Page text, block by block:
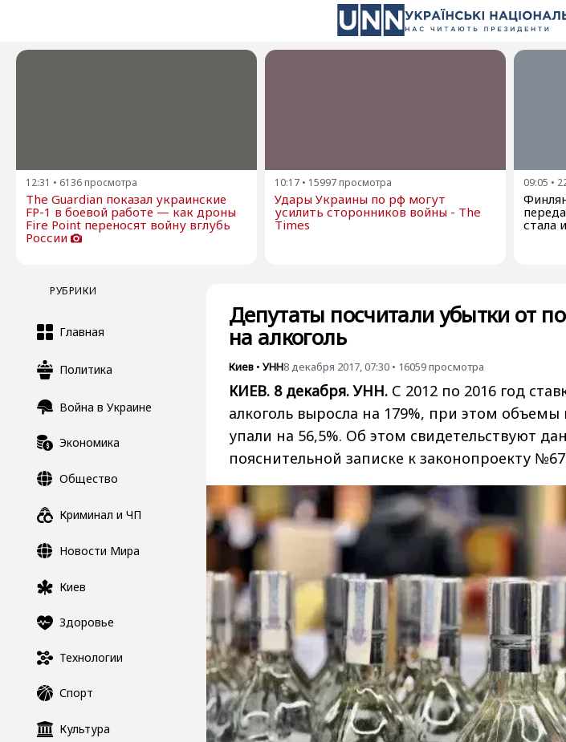
12:31 • 6136 просмотра
The Guardian показал украинские
FP-1 в боевой работе — как дроны
Fire Point переносят войну вглубь
России
10:17 • 15997 просмотра
Удары Украины по рф могут
усилить сторонников войны - The
Times
09:05 •
стала
РУБРИКИ
Главная
Политика
Война в Украине
Экономика
Общество
Криминал и ЧП
Новости Мира
Киев
Здоровье
Технологии
Спорт
Культура
Депутаты посчитали убытки от
на алкоголь
Киев • УНН8 декабря 2017, 07:30 • 16059просмотра
КИЕВ. 8 декабря. УНН. С 2012 по 2016 год
алкоголь выросла на 179%, при этом объемы
упали на 56,5%. Об этом свидетельствуют
пояснительной записке к законопроекту